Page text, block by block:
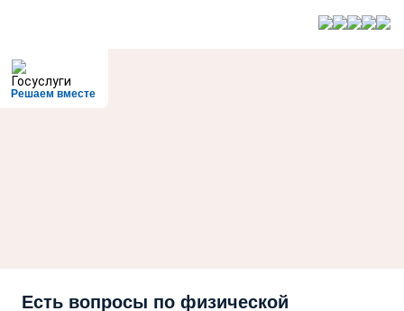
Решаем вместе
Есть вопросы по физической